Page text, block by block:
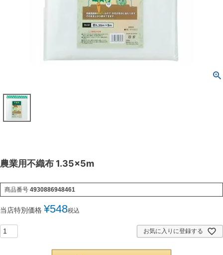
農業用不織布 1.35×5m
商品番号 4930886948461
当店特別価格 ¥548税込
お気に入りに登録する